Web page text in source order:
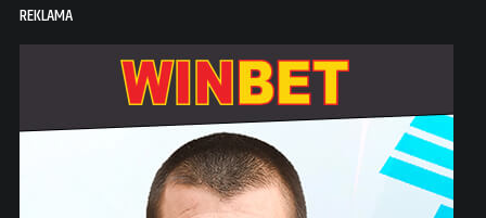
REKLAMA